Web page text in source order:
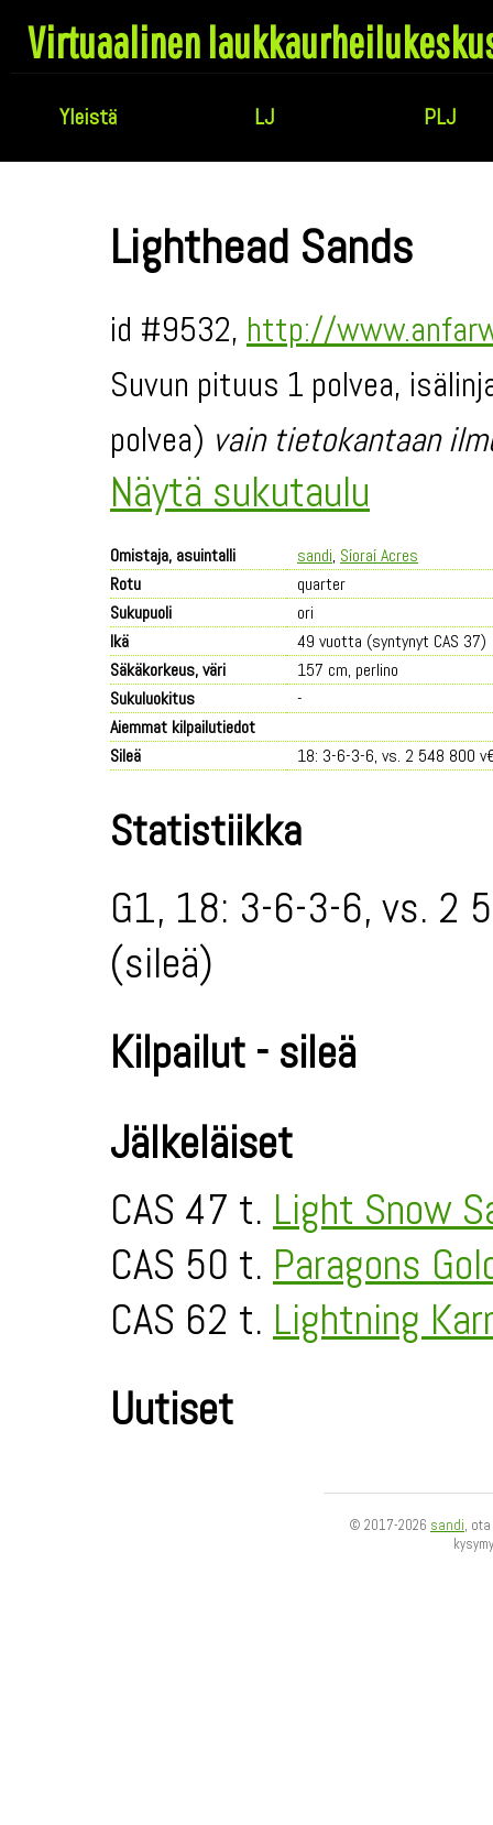
Virtuaalinen
Yleistä LJ PLJ
Lighthead Sands
id #9532, http://
Suvun pituus 1 polvea,
polvea) vain tietokantaan
Näytä sukutaulu
Omistaja, asuintalli sandi, Síoraí Acres
Rotu
quarter
Sukupuoli
ori
Ikä
49 vuotta (syntynyt CAS 37)
Säkäkorkeus, väri
157 cm, perlino
Sukuluokitus
-
Aiemmat kilpailutiedot
Sileä
18: 3-6-3-6, vs. 2 548 800
Statistiikka
G1, 18: 3-6-3-6, vs. 2
(sileä)
Kilpailut - sileä
Jälkeläiset
CAS 47 t. Light Snow
CAS 50 t. Paragons
CAS 62 t. Lightning
Uutiset
© 2017-2026 sandi,